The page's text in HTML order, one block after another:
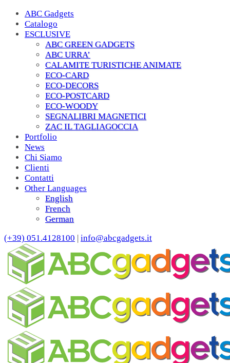
ABC Gadgets
Catalogo
ESCLUSIVE
ABC GREEN GADGETS
ABC URRA’
CALAMITE TURISTICHE ANIMATE
ECO-CARD
ECO-DECORS
ECO-POSTCARD
ECO-WOODY
SEGNALIBRI MAGNETICI
ZAC IL TAGLIAGOCCIA
Portfolio
News
Chi Siamo
Clienti
Contatti
Other Languages
English
French
German
(+39) 051.4128100 | info@abcgadgets.it